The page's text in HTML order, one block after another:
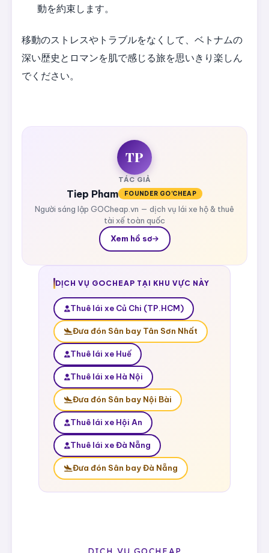
動を約束します。
移動のストレスやトラブルをなくして、ベトナムの
深い歴史とロマンを肌で感じる旅を思いきり楽しん
でください。
TP
TÁC GIẢ
Tiep Pham FOUNDER GO'CHEAP
Người sáng lập GOCheap.vn — dịch vụ lái xe hộ & thuê
tài xế toàn quốc
Xem hồ sơ
DỊCH VỤ GOCHEAP TẠI KHU VỰC NÀY
Thuê lái xe Củ Chi (TP.HCM)
Đưa đón Sân bay Tân Sơn Nhất
Thuê lái xe Huế
Thuê lái xe Hà Nội
Đưa đón Sân bay Nội Bài
Thuê lái xe Hội An
Thuê lái xe Đà Nẵng
Đưa đón Sân bay Đà Nẵng